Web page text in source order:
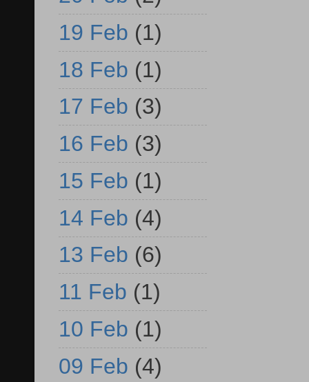
19 Feb (1)
18 Feb (1)
17 Feb (3)
16 Feb (3)
15 Feb (1)
14 Feb (4)
13 Feb (6)
11 Feb (1)
10 Feb (1)
09 Feb (4)